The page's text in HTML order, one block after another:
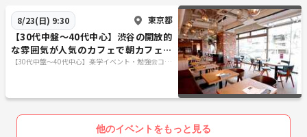
8/23(日) 9:30 東京都
【30代中盤〜40代中心】渋谷の開放的
な雰囲気が人気のカフェで朝カフェ会
&おばんざいビッフェが付く定食屋で
【30代中盤〜40代中心】楽学イベント・勉強会コミ
他のイベントをもっと見る